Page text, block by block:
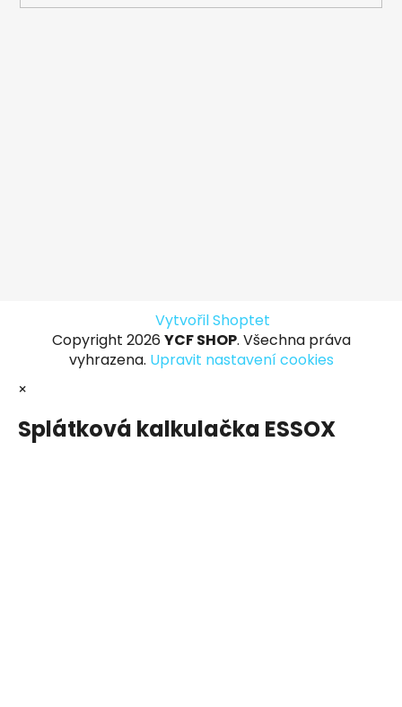
Vytvořil Shoptet
Copyright 2026 YCF SHOP. Všechna práva
vyhrazena. Upravit nastavení cookies
×
Splátková kalkulačka ESSOX